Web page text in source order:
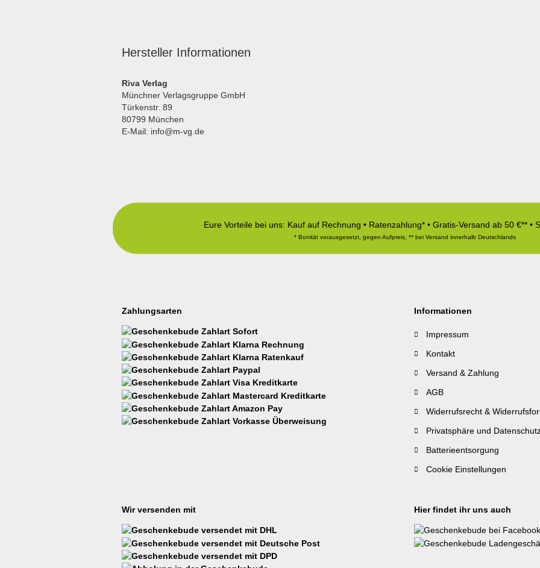
Hersteller Informationen
Riva Verlag
Münchner Verlagsgruppe GmbH
Türkenstr. 89
80799 München
E-Mail: info@m-vg.de
Eure Vorteile bei uns: Kauf auf Rechnung • Ratenzahlung* • Gratis-Versand ab 50 €** •
* Bonität vorausgesetzt, gegen Aufpreis, ** bei Versand innerhalb Deutschlands
Zahlungsarten Informationen
Impressum
Kontakt
Versand & Zahlung
AGB
Widerrufsrecht &
Privatsphäre und
Batterieentsorgung
Cookie Einstellungen
Wir versenden mit Hier findet ihr uns auch